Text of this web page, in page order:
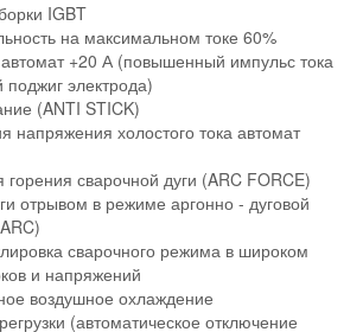
IGBT
на максимальном токе 60%
+20 А (повышенный импульс тока
электрода)
(ANTI STICK)
напряжения холостого тока автомат
горения сварочной дуги (ARC FORCE)
отрывом в режиме аргонно - дуговой
сварочного режима в широком
и напряжений
воздушное охлаждение
(автоматическое отключение